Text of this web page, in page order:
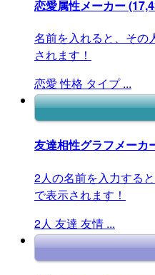
恋愛属性メーカー
名前を入れると、その
されます！
恋愛 性格 タイプ ...
友達相性グラフメーカ
2人の名前を入力する
で表示されます！
2人 友達 友情 ...